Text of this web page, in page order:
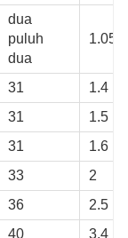
dua
puluh
dua
1.05
31
1.4
31
1.5
31
1.6
33
2
36
2.5
40
3.4